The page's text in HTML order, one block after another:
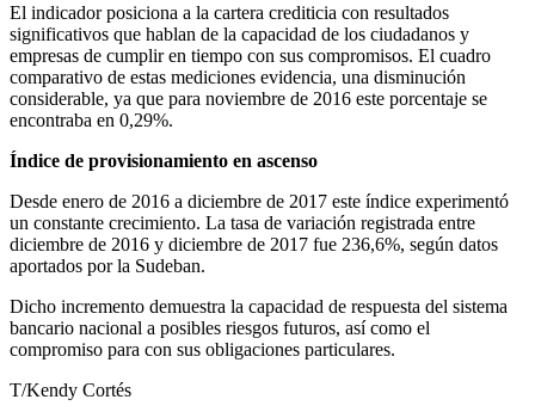
El indicador posiciona a la cartera crediticia con resultados
significativos que hablan de la capacidad de los ciudadanos y
empresas de cumplir en tiempo con sus compromisos. El cuadro
comparativo de estas mediciones evidencia, una disminución
considerable, ya que para noviembre de 2016 este porcentaje se
encontraba en 0,29%.
Índice de provisionamiento en ascenso
Desde enero de 2016 a diciembre de 2017 este índice experimentó
un constante crecimiento. La tasa de variación registrada entre
diciembre de 2016 y diciembre de 2017 fue 236,6%, según datos
aportados por la Sudeban.
Dicho incremento demuestra la capacidad de respuesta del sistema
bancario nacional a posibles riesgos futuros, así como el
compromiso para con sus obligaciones particulares.
T/Kendy Cortés